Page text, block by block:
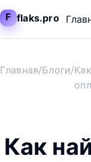
F flaks.pro
Главная/Блоги/
Как